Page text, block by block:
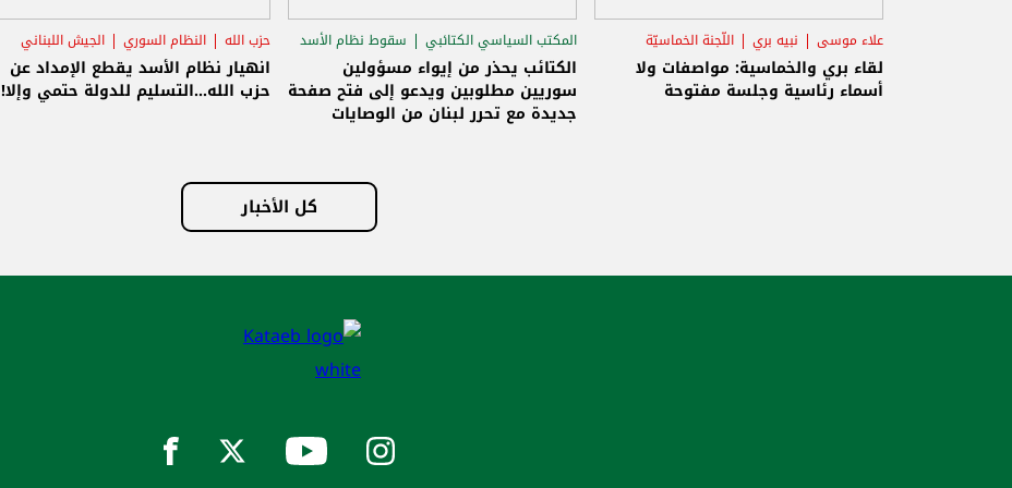
علاء موسى نبيه بري اللّجنة الخماسيّة
لقاء بري والخماسية: مواصفات ولا
أسماء رئاسية وجلسة مفتوحة
المكتب السياسي الكتائبي
سقوط نظام الأسد
الاستحقاق الرئاسي
الكتائب يحذر من إيواء مسؤولين
سوريين مطلوبين ويدعو إلى فتح صفحة
جديدة مع تحرر لبنان من الوصايات
حزب الله النظام السوري الجيش اللبناني
انهيار نظام الأسد يقطع الإمداد عن
حزب الله...التسليم للدولة حتمي وإلا!
كل الأخبار